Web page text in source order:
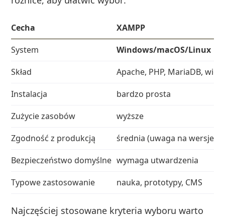
Cecha
XAMPP
System
Windows/macOS/Linux
Skład
Apache, PHP, MariaDB,
Instalacja
bardzo prosta
Zużycie zasobów
wyższe
Zgodność z produkcją
średnia (uwaga na wersje)
Bezpieczeństwo domyślne wymaga utwardzenia
Typowe zastosowanie
nauka, prototypy, CMS
Najczęściej stosowane kryteria wyboru warto